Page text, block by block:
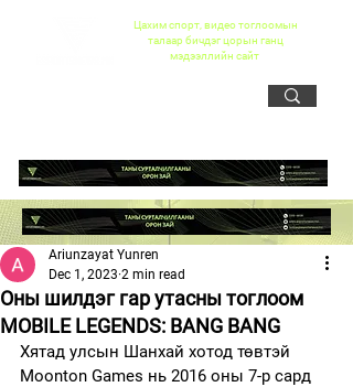
Цахим спорт, видео тоглоомын
талаар бичдэг цорын ганц
мэдээллийн сайт
Оны шилдэг гар утасны тоглоом
MOBILE LEGENDS: BANG BANG
Ariunzayat Yunren
Dec 1, 2023 2 min read
Хятад улсын Шанхай хотод төвтэй
Moonton Games нь 2016 оны 7-р сард